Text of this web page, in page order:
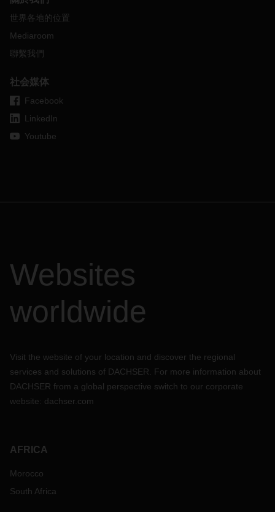
世界各地的位置
Mediaroom
聯繫我們
社会媒体
Facebook
LinkedIn
Youtube
Websites
worldwide
Visit the website of your location and discover the regional
services and solutions of DACHSER. For more information about
DACHSER from a global perspective switch to our corporate
website: dachser.com
AFRICA
Morocco
South Africa